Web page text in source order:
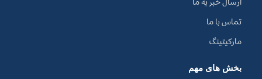
تماس با ما
مارکیتینگ
بخش های مهم